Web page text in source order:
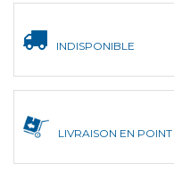
INDISPONIBLE
LIVRAISON EN